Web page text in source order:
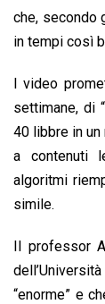
che, secondo
in tempi così
I video
settimane, di
40 libbre in un
a contenuti
algoritmi
simile.
Il professor
“enorme” e